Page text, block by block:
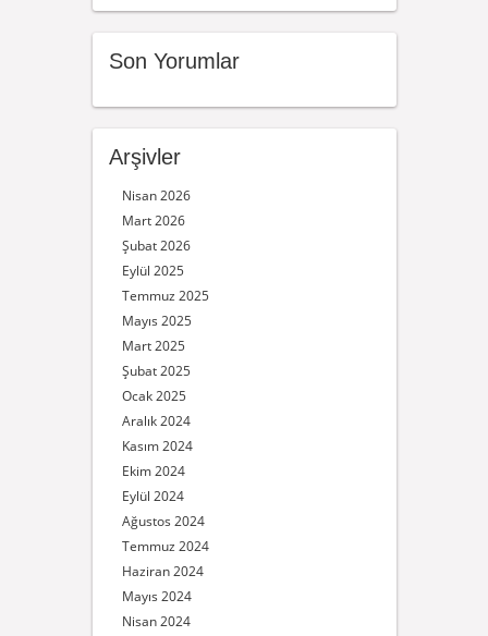
Son Yorumlar
Arşivler
Nisan 2026
Mart 2026
Şubat 2026
Eylül 2025
Temmuz 2025
Mayıs 2025
Mart 2025
Şubat 2025
Ocak 2025
Aralık 2024
Kasım 2024
Ekim 2024
Eylül 2024
Ağustos 2024
Temmuz 2024
Haziran 2024
Mayıs 2024
Nisan 2024